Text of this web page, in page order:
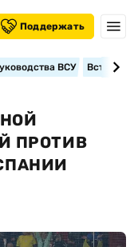
Поддержать
ВСУ
ПРОТИВ